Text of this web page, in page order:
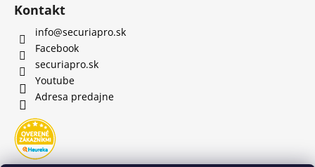
Kontakt
info@securiapro.sk
Facebook
securiapro.sk
Youtube
Adresa predajne